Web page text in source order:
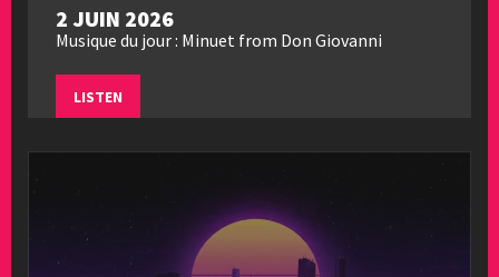
2 JUIN 2026
Musique du jour : Minuet from Don Giovanni
LISTEN